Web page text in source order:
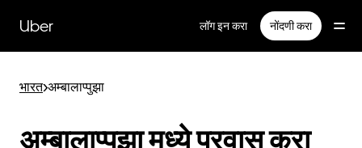
सामग्रीवरUber लॉग इन करा नोंदणी करा
भारत>अम्बालाप्पुझा
अम्बालाप्पुझा मध्ये प्रवास करा